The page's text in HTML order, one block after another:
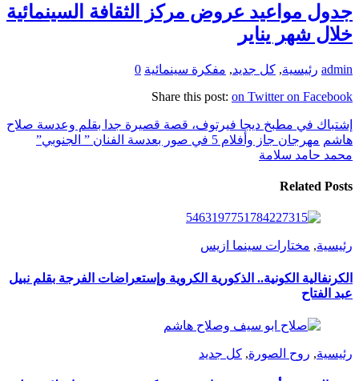
جدول مواعيد عروض مركز الثقافة السينمائية
خلال شهر يناير
admin رئيسية, كل جديد, مفكرة سينمائية 0
Share this post: on Twitter on Facebook
إشتباك في مطبخ ديجا فيرتوف، قصة قصيرة جدا بقلم وعدسة صلاح
هاشم
مهرجان جاز وأفلام 5 في صور بعدسة الفنان ” الجنوبي”
محمد حامد سلامة
Related Posts
رئيسية, مختارات سينما ازيس
الكرنفالية الكونية.. الذكورية الكروية وإستعراضات الفرجة بقلم نبيل
عبد الفتاح
رئيسية, روح الصورة, كل جديد